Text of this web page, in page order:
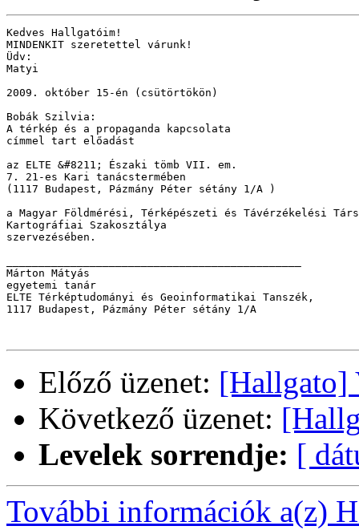
Kedves Hallgatóim!
MINDENKIT szeretettel várunk!
Üdv:
Matyi
2009. október 15-én (csütörtökön)
Bobák Szilvia:
A térkép és a propaganda kapcsolata
címmel tart előadást
az ELTE &#8211; Északi tömb VII. em.
7. 21-es Kari tanácstermében
(1117 Budapest, Pázmány Péter sétány 1/A )
a Magyar Földmérési, Térképészeti és Távérzékelési
Kartográfiai Szakosztálya
szervezésében.
Márton Mátyás
egyetemi tanár
ELTE Térképtudományi és Geoinformatikai Tanszék,
1117 Budapest, Pázmány Péter sétány 1/A
Előző üzenet: [Hallgato]
Következő üzenet:
Levelek sorrendje: [
További információk a(z)